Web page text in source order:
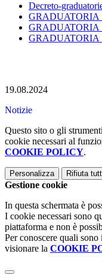
Decreto-
19.08.2024
Notizie
Questo sito o gli
cookie necessari al
COOKIE POLICY.
Personalizza Rifiuta
Gestione cookie
In questa schermata è
I cookie necessari sono
piattaforma e non è
Per conoscere quali
visionare la COOKIE